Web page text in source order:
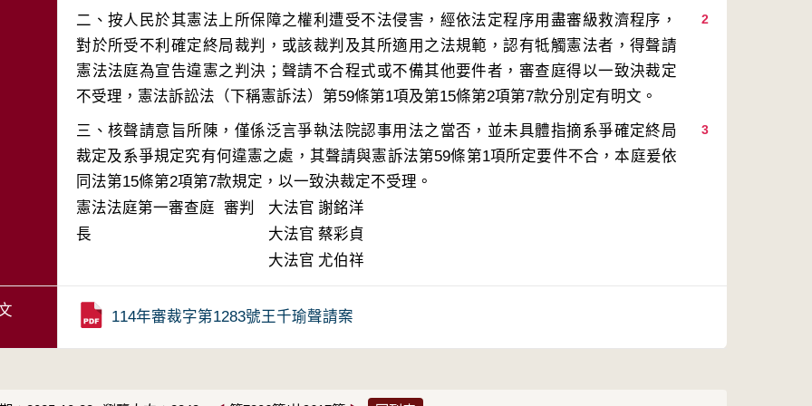
2
二、按人民於其憲法上所保障之權利遭受不法侵害，經依法定程序用盡審級救濟程序，
對於所受不利確定終局裁判，或該裁判及其所適用之法規範，認有牴觸憲法者，得聲請
憲法法庭為宣告違憲之判決；聲請不合程式或不備其他要件者，審查庭得以一致決裁定
3
三、核聲請意旨所陳，僅係泛言爭執法院認事用法之當否，並未具體指摘系爭確定終局
裁定及系爭規定究有何違憲之處，其聲請與憲訴法第59條第1項所定要件不合，本庭爰依
同法第15條第2項第7款規定，以一致決裁定不受理。
憲法法庭第一審查庭 審判
長
大法官 謝銘洋
大法官 蔡彩貞
大法官 尤伯祥
114年審裁字第1283號王千瑜聲請案